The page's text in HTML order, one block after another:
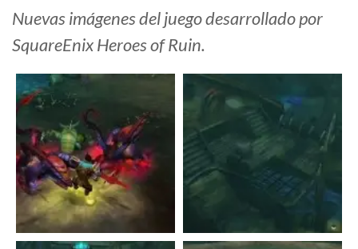
Nuevas imágenes del juego desarrollado por
SquareEnix Heroes of Ruin.